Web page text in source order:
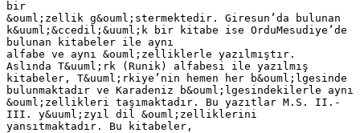
bir
&ouml;zellik g&ouml;stermektedir. Giresun’da bulunan
k&uuml;&ccedil;&uuml;k bir kitabe ise OrduMesudiye’de
bulunan kitabeler ile aynı
alfabe ve aynı &ouml;zelliklerle yazılmıştır.
Aslında T&uuml;rk (Runik) alfabesi ile yazılmış
kitabeler, T&uuml;rkiye’nin hemen her b&ouml;lgesinde
bulunmaktadır ve Karadeniz b&ouml;lgesindekilerle aynı
&ouml;zellikleri taşımaktadır. Bu yazıtlar M.S. II.-
III. y&uuml;zyıl dil &ouml;zelliklerini
yansıtmaktadır. Bu kitabeler,